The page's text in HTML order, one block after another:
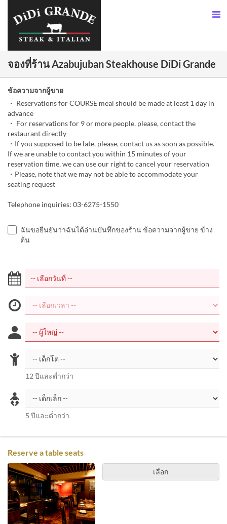
จองที่ร้าน Azabujuban Steakhouse DiDi Grande
ข้อความจากผู้ขาย
・ Reservations for COURSE meal should be made at least 1 day in
advance
・ For reservations for 9 or more people, please, contact the
restaurant directly
・If you supposed to be late, please, contact us as soon as possible.
If we are unable to contact you within 15 minutes of your
reservation time, we can use our right to cancel your reservation
・Please, note that we may not be able to accommodate your
seating request
Telephone inquiries: 03-6275-1550
ฉันขอยืนยันว่าฉันได้อ่านบันทึกของร้าน ข้อความจากผู้ขาย ข้าง
ต้น
12 ปีและต่ำกว่า
5 ปีและต่ำกว่า
Reserve a table seats
เลือก